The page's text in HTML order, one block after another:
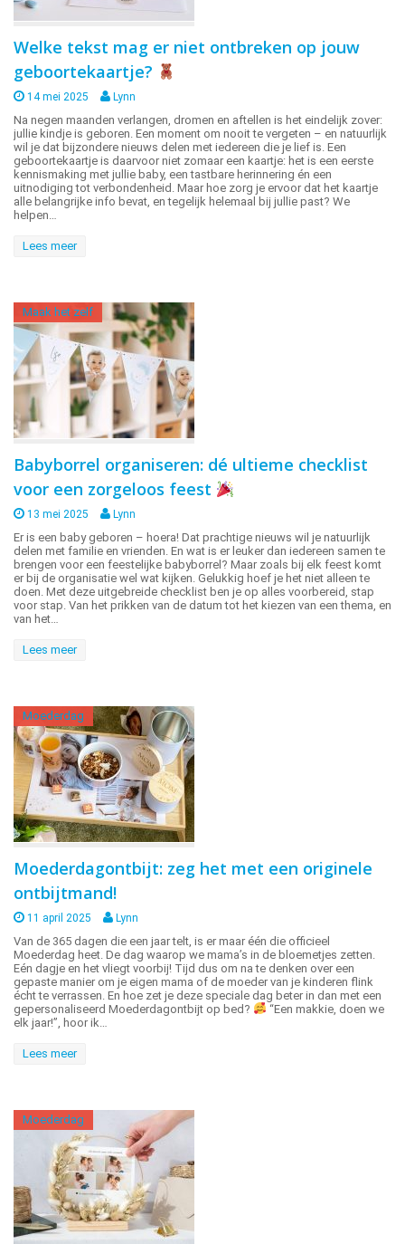
Welke tekst mag er niet ontbreken op jouw
geboortekaartje?
14 mei 2025 Lynn
Na negen maanden verlangen, dromen en aftellen is het eindelijk zover:
jullie kindje is geboren. Een moment om nooit te vergeten – en natuurlijk
wil je dat bijzondere nieuws delen met iedereen die je lief is. Een
geboortekaartje is daarvoor niet zomaar een kaartje: het is een eerste
kennismaking met jullie baby, een tastbare herinnering én een
uitnodiging tot verbondenheid. Maar hoe zorg je ervoor dat het kaartje
alle belangrijke info bevat, en tegelijk helemaal bij jullie past? We
helpen…
Lees meer
Maak het zelf
Babyborrel organiseren: dé ultieme checklist
voor een zorgeloos feest
13 mei 2025 Lynn
Er is een baby geboren – hoera! Dat prachtige nieuws wil je natuurlijk
delen met familie en vrienden. En wat is er leuker dan iedereen samen te
brengen voor een feestelijke babyborrel? Maar zoals bij elk feest komt
er bij de organisatie wel wat kijken. Gelukkig hoef je het niet alleen te
doen. Met deze uitgebreide checklist ben je op alles voorbereid, stap
voor stap. Van het prikken van de datum tot het kiezen van een thema, en
van het…
Lees meer
Moederdag
Moederdagontbijt: zeg het met een originele
ontbijtmand!
11 april 2025 Lynn
Van de 365 dagen die een jaar telt, is er maar één die officieel
Moederdag heet. De dag waarop we mama’s in de bloemetjes zetten.
Eén dagje en het vliegt voorbij! Tijd dus om na te denken over een
gepaste manier om je eigen mama of de moeder van je kinderen flink
écht te verrassen. En hoe zet je deze speciale dag beter in dan met een
gepersonaliseerd Moederdagontbijt op bed?
“Een makkie, doen we
elk jaar!”, hoor ik…
Lees meer
Moederdag